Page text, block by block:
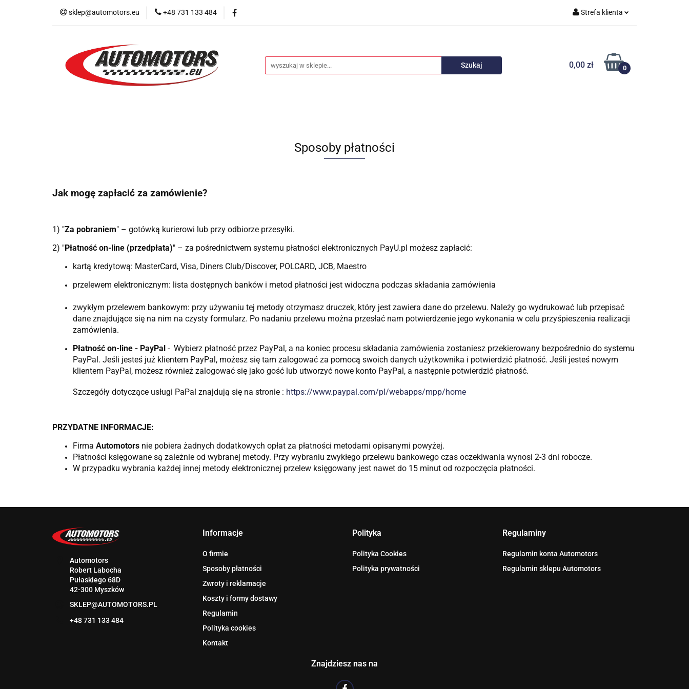
sklep@automotors.eu +48 731 133 484 Strefa klienta
Zarejestruj się
Dodaj zgłoszenie
0,00 zł 0
Części samochodowe
Car audio Nowości
Sposoby płatności
Jak mogę zapłacić za zamówienie?
1) "Za pobraniem" – gotówką kurierowi lub przy odbiorze przesyłki.
2) "Płatność on-line (przedpłata)" – za pośrednictwem systemu płatności elektronicznych PayU.pl możesz zapłacić:
kartą kredytową: MasterCard, Visa, Diners Club/Discover, POLCARD, JCB, Maestro
przelewem elektronicznym: lista dostępnych banków i metod płatności jest widoczna podczas składania zamówienia
zwykłym przelewem bankowym: przy używaniu tej metody otrzymasz druczek, który jest zawiera dane do przelewu. Należy go wydrukować lub przepisać
dane znajdujące się na nim na czysty formularz. Po nadaniu przelewu można przesłać nam potwierdzenie jego wykonania w celu przyśpieszenia realizacji
zamówienia.
Płatność on-line - PayPal - Wybierz płatność przez PayPal, a na koniec procesu składania zamówienia zostaniesz przekierowany bezpośrednio do systemu
PayPal. Jeśli jesteś już klientem PayPal, możesz się tam zalogować za pomocą swoich danych użytkownika i potwierdzić płatność. Jeśli jesteś nowym
klientem PayPal, możesz również zalogować się jako gość lub utworzyć nowe konto PayPal, a następnie potwierdzić płatność.
Szczegóły dotyczące usługi PaPal znajdują się na stronie : https://www.paypal.com/pl/webapps/mpp/home
PRZYDATNE INFORMACJE:
Firma Automotors nie pobiera żadnych dodatkowych opłat za płatności metodami opisanymi powyżej.
Płatności księgowane są zależnie od wybranej metody. Przy wybraniu zwykłego przelewu bankowego czas oczekiwania wynosi 2-3 dni robocze.
W przypadku wybrania każdej innej metody elektronicznej przelew księgowany jest nawet do 15 minut od rozpoczęcia płatności.
Automotors
Robert Labocha
Pułaskiego 68D
42-300 Myszków
SKLEP@AUTOMOTORS.PL
+48 731 133 484
Informacje
O firmie
Sposoby płatności
Zwroty i reklamacje
Koszty i formy dostawy
Regulamin
Polityka cookies
Kontakt
Polityka
Polityka Cookies
Polityka prywatności
Regulaminy
Regulamin konta Automotors
Regulamin sklepu Automotors
Znajdziesz nas na